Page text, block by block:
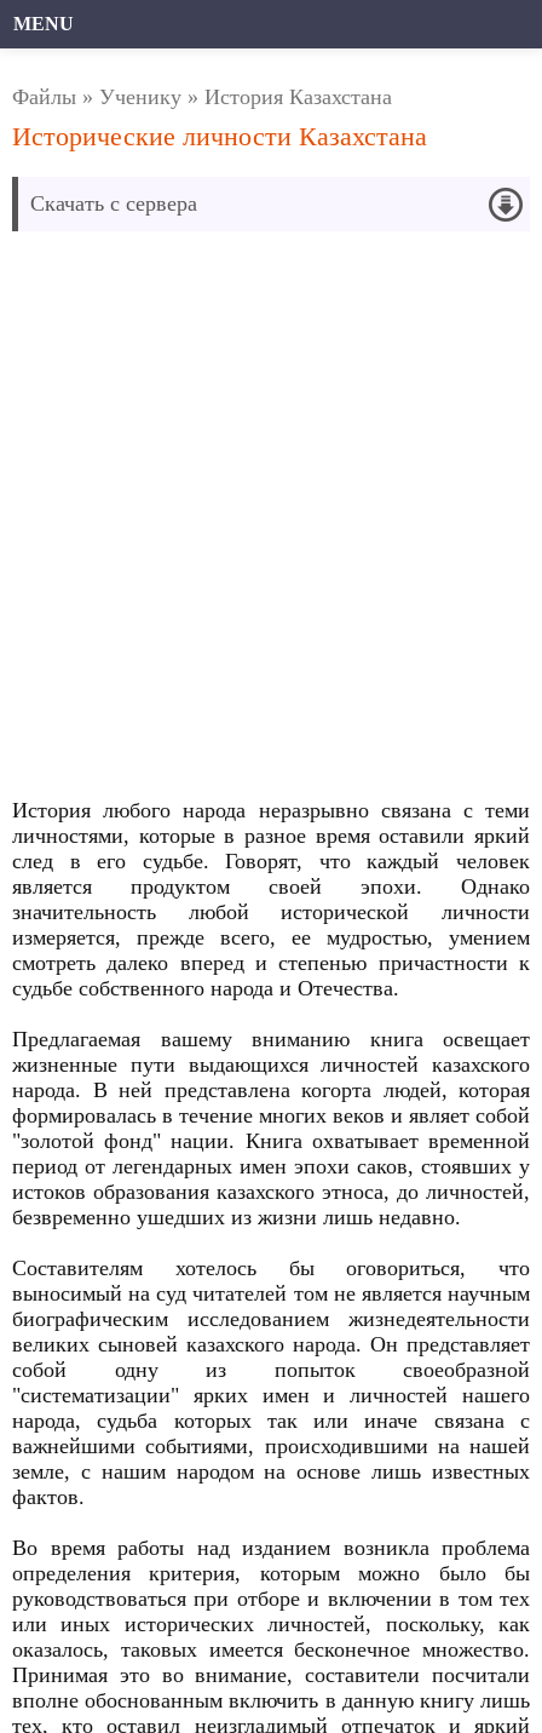
MENU
Файлы » Ученику » История Казахстана
Исторические личности Казахстана
Скачать с сервера
История любого народа неразрывно связана с теми
личностями, которые в разное время оставили яркий
след в его судьбе. Говорят, что каждый человек
является продуктом своей эпохи. Однако
значительность любой исторической личности
измеряется, прежде всего, ее мудростью, умением
смотреть далеко вперед и степенью причастности к
судьбе собственного народа и Отечества.
Предлагаемая вашему вниманию книга освещает
жизненные пути выдающихся личностей казахского
народа. В ней представлена когорта людей, которая
формировалась в течение многих веков и являет собой
"золотой фонд" нации. Книга охватывает временной
период от легендарных имен эпохи саков, стоявших у
истоков образования казахского этноса, до личностей,
безвременно ушедших из жизни лишь недавно.
Составителям хотелось бы оговориться, что
выносимый на суд читателей том не является научным
биографическим исследованием жизнедеятельности
великих сыновей казахского народа. Он представляет
собой одну из попыток своеобразной
"систематизации" ярких имен и личностей нашего
народа, судьба которых так или иначе связана с
важнейшими событиями, происходившими на нашей
земле, с нашим народом на основе лишь известных
фактов.
Во время работы над изданием возникла проблема
определения критерия, которым можно было бы
руководствоваться при отборе и включении в том тех
или иных исторических личностей, поскольку, как
оказалось, таковых имеется бесконечное множество.
Принимая это во внимание, составители посчитали
вполне обоснованным включить в данную книгу лишь
тех, кто оставил неизгладимый отпечаток и яркий